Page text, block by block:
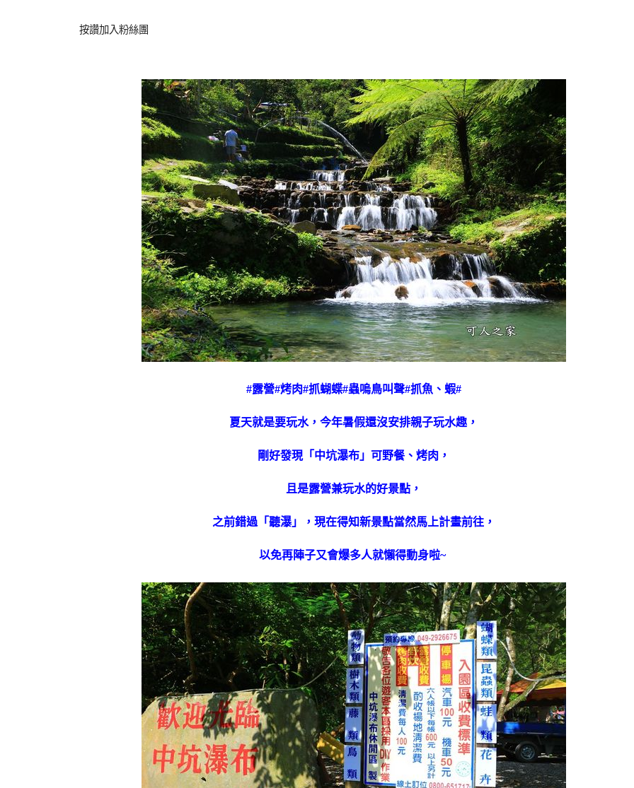
按讚加入粉絲團
#露營#烤肉#抓蝴蝶#蟲嗚鳥叫聲#抓魚、蝦#
夏天就是要玩水，今年暑假還沒安排親子玩水趣，
剛好發現「中坑瀑布」可野餐、烤肉，
且是露營兼玩水的好景點，
之前錯過「聽瀑」，現在得知新景點當然馬上計畫前往，
以免再陣子又會爆多人就懶得動身啦~